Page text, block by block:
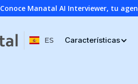
Conoce Manatal AI Interviewer, tu
ES Características